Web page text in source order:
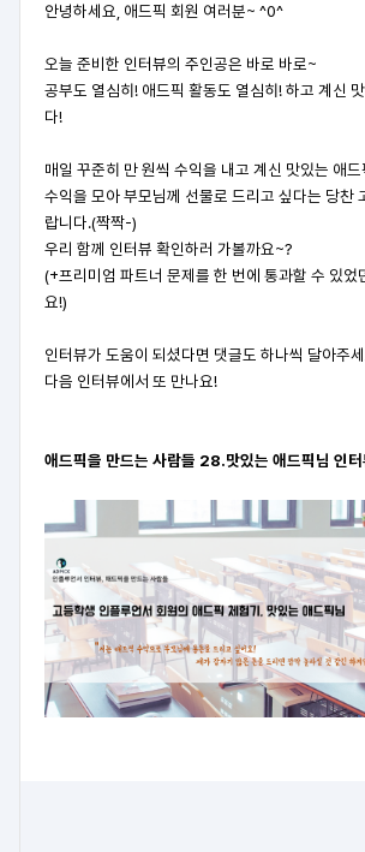
안녕하세요, 애드픽 회원 여러분~ ^0^
오늘 준비한 인터뷰의 주인공은 바로 바로~
공부도 열심히! 애드픽 활동도 열심히! 하고 계신
다!
매일 꾸준히 만 원씩 수익을 내고 계신 맛있는 애드
수익을 모아 부모님께 선물로 드리고 싶다는 당찬
랍니다.(짝짝-)
우리 함께 인터뷰 확인하러 가볼까요~?
(+프리미엄 파트너 문제를 한 번에 통과할 수 있었
요!)
인터뷰가 도움이 되셨다면 댓글도 하나씩 달아주
다음 인터뷰에서 또 만나요!
애드픽을 만드는 사람들 28.맛있는 애드픽님 인